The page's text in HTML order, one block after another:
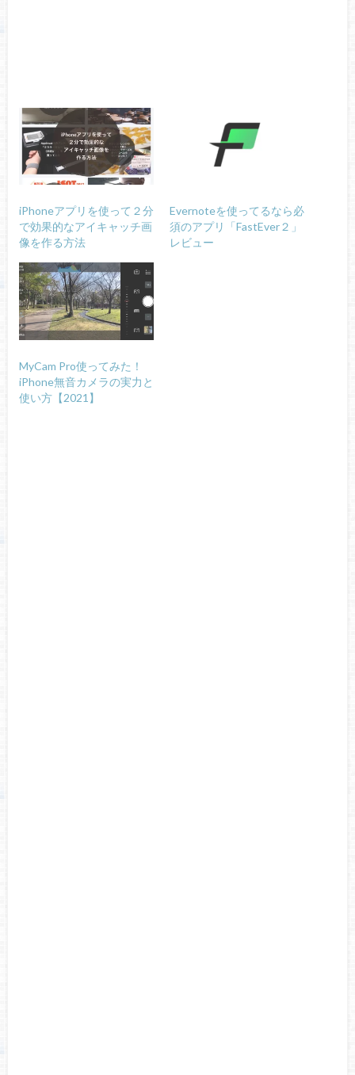
iPhoneアプリを使って２分
で効果的なアイキャッチ画
像を作る方法
Evernoteを使ってるなら必
須のアプリ「FastEver２」
レビュー
MyCam Pro使ってみた！
iPhone無音カメラの実力と
使い方【2021】